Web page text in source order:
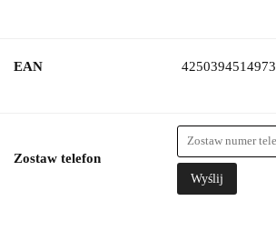
EAN 4250394514973
Zostaw telefon
Wyślij